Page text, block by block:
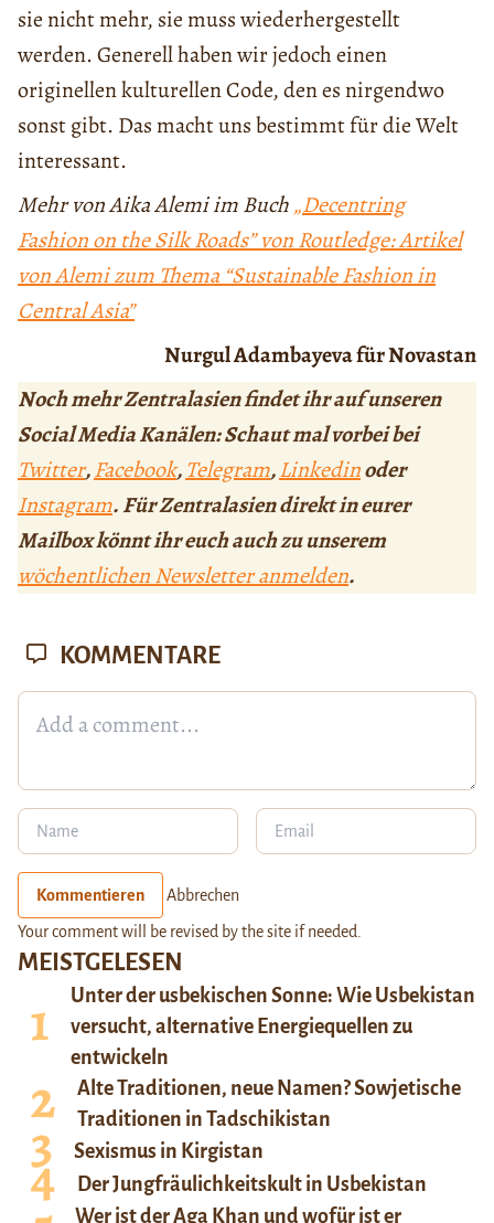
sie nicht mehr, sie muss wiederhergestellt
werden. Generell haben wir jedoch einen
originellen kulturellen Code, den es nirgendwo
sonst gibt. Das macht uns bestimmt für die Welt
interessant.
Mehr von Aika Alemi im Buch„Decentring
Fashion on the Silk Roads” von Routledge: Artikel
von Alemi zum Thema “Sustainable Fashion in
Central Asia”
Nurgul Adambayeva für Novastan
Noch mehr Zentralasien findet ihr auf unseren
Social Media Kanälen: Schaut mal vorbei bei
Twitter,Facebook,Telegram,Linkedinoder
Instagram. Für Zentralasien direkt in eurer
Mailbox könnt ihr euch auch zu unserem
wöchentlichen Newsletter anmelden.
MEISTGELESEN
Unter der usbekischen Sonne: Wie Usbekistan
versucht, alternative Energiequellen zu
entwickeln
Alte Traditionen, neue Namen? Sowjetische
Traditionen in Tadschikistan
Sexismus in Kirgistan
Der Jungfräulichkeitskult in Usbekistan
Wer ist der Aga Khan und wofür ist er
KOMMENTARE
Kommentieren Abbrechen
Your comment will be revised by the site if needed.